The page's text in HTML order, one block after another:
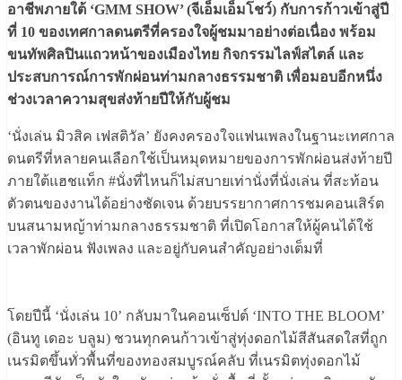
อาชีพภายใต้ ‘GMM SHOW’ (จีเอ็มเอ็มโชว์) กับการก้าวเข้าสู่ปี
ที่ 10 ของเทศกาลดนตรีที่ครองใจผู้ชมมาอย่างต่อเนื่อง พร้อม
ขนทัพศิลปินแถวหน้าของเมืองไทย กิจกรรมไลฟ์สไตล์ และ
ประสบการณ์การพักผ่อนท่ามกลางธรรมชาติ เพื่อมอบอีกหนึ่ง
ช่วงเวลาความสุขส่งท้ายปีให้กับผู้ชม
‘นั่งเล่น มิวสิค เฟสติวัล’ ยังคงครองใจแฟนเพลงในฐานะเทศกาล
ดนตรีที่หลายคนเลือกใช้เป็นหมุดหมายของการพักผ่อนส่งท้ายปี
ภายใต้แฮชแท็ก #นั่งที่ไหนก็ไม่สบายเท่านั่งที่นั่งเล่น ที่สะท้อน
ตัวตนของงานได้อย่างชัดเจน ด้วยบรรยากาศการชมคอนเสิร์ต
บนสนามหญ้าท่ามกลางธรรมชาติ ที่เปิดโอกาสให้ผู้คนได้ใช้
เวลาพักผ่อน ฟังเพลง และอยู่กับคนสำคัญอย่างเต็มที่
โดยปีนี้ ‘นั่งเล่น 10’ กลับมาในคอนเซ็ปต์ ‘INTO THE BLOOM’
(อินทู เดอะ บลูม) ชวนทุกคนก้าวเข้าสู่ทุ่งดอกไม้สีสันสดใสที่ถูก
เนรมิตขึ้นทั่วพื้นที่ของทองสมบูรณ์คลับ ที่เนรมิตทุ่งดอกไม้